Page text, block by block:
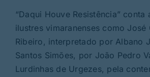
“Daqui Houve Resistência” conta
ilustres vimaranenses como José
Ribeiro, interpretado por Albano
Santos Simões, por João Pedro
Lurdinhas de Urgezes, pela